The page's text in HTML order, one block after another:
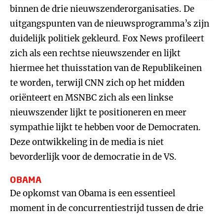
binnen de drie nieuwszenderorganisaties. De
uitgangspunten van de nieuwsprogramma’s zijn
duidelijk politiek gekleurd. Fox News profileert
zich als een rechtse nieuwszender en lijkt
hiermee het thuisstation van de Republikeinen
te worden, terwijl CNN zich op het midden
oriënteert en MSNBC zich als een linkse
nieuwszender lijkt te positioneren en meer
sympathie lijkt te hebben voor de Democraten.
Deze ontwikkeling in de media is niet
bevorderlijk voor de democratie in de VS.
OBAMA
De opkomst van Obama is een essentieel
moment in de concurrentiestrijd tussen de drie